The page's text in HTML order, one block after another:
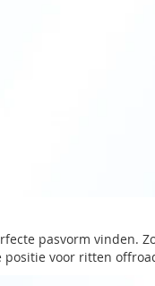
pasvorm vinden.
positie voor ritten